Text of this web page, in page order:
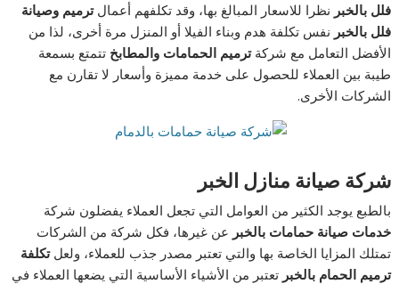
فلل بالخبر نظرا للاسعار المبالغ بها، وقد تكلفهم أعمالترميم وصيانة
فلل بالخبر نفس تكلفة هدم وبناء الفيلا أو المنزل مرة أخرى، لذا من
الأفضل التعامل مع شركةترميم الحمامات والمطابختتمتع بسمعة
طيبة بين العملاء للحصول على خدمة مميزة وأسعار لا تقارن مع
الشركات الأخرى.
شركة صيانة منازل الخبر
بالطبع يوجد الكثير من العوامل التي تجعل العملاء يفضلون شركة
خدمات صيانة حمامات بالخبر عن غيرها، فكل شركة من الشركات
تمتلك المزايا الخاصة بها والتي تعتبر مصدر جذب للعملاء، ولعلتكلفة
ترميم الحمام بالخبرتعتبر من الأشياء الأساسية التي يضعها العملاء في